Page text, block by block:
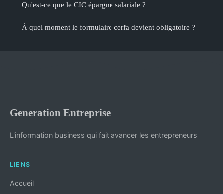
Qu'est-ce que le CIC épargne salariale ?
À quel moment le formulaire cerfa devient obligatoire ?
Generation Entreprise
L'information business qui fait avancer les entrepreneurs
LIENS
Accueil